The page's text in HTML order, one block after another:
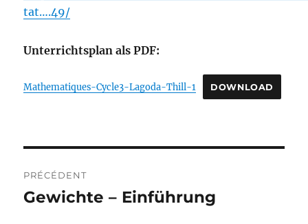
tat….49/
Unterrichtsplan als PDF:
Mathematiques-Cycle3-Lagoda-Thill-1 DOWNLOAD
de
PRÉCÉDENT
Publication
Gewichte – Einführung